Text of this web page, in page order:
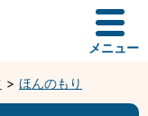
メニュー
ほんのもり